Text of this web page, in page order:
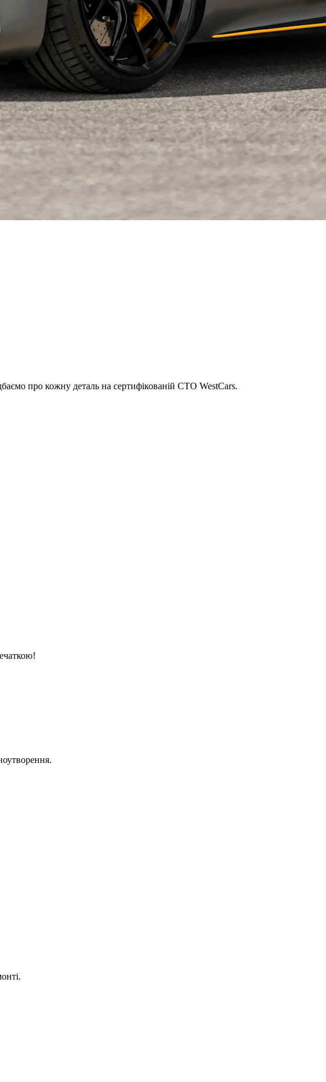
про кожну деталь на сертифікованій СТО WestCars.